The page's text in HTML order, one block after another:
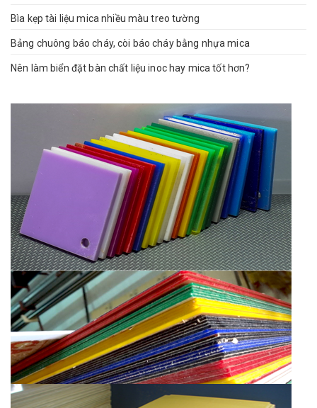
Bìa kẹp tài liệu mica nhiều màu treo tường
Bảng chuông báo cháy, còi báo cháy bằng nhựa mica
Nên làm biển đặt bàn chất liệu inoc hay mica tốt hơn?